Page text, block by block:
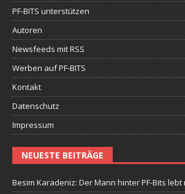
PF-BITS unterstützen
Autoren
Newsfeeds mit RSS
Werben auf PF-BITS
Kontakt
Datenschutz
Impressum
NEUESTE BEITRÄGE
Besim Karadeniz: Der Mann hinter PF-Bits lebt